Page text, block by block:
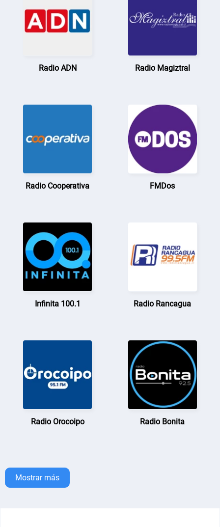
Radio ADN Radio Magiztral
Radio Cooperativa FMDos
Infinita 100.1 Radio Rancagua
Radio Orocoipo Radio Bonita
Mostrar más